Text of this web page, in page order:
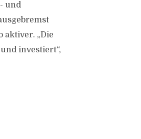
und
aktiver. „Die
investiert“,